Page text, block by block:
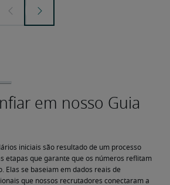
iniciais são resultado de um processo
etapas que garante que os números reflitam
Elas se baseiam em dados reais de
que nossos recrutadores conectaram a